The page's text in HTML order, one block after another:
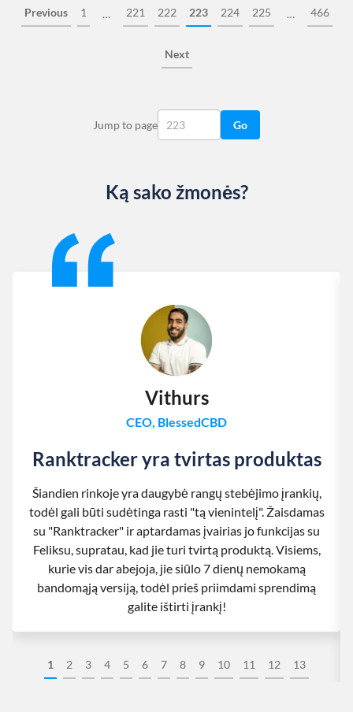
Previous 1 … 221 222 223 224 225 … 466
Next
Jump to page Go
Ką sako žmonės?
1 2 3 4 5 6 7 8 9 10 11 12 13
Vithurs
CEO, BlessedCBD
Ranktracker yra tvirtas produktas
Šiandien rinkoje yra daugybė rangų stebėjimo įrankių,
todėl gali būti sudėtinga rasti "tą vienintelį". Žaisdamas
su "Ranktracker" ir aptardamas įvairias jo funkcijas su
Feliksu, supratau, kad jie turi tvirtą produktą. Visiems,
kurie vis dar abejoja, jie siūlo 7 dienų nemokamą
bandomąją versiją, todėl prieš priimdami sprendimą
galite ištirti įrankį!